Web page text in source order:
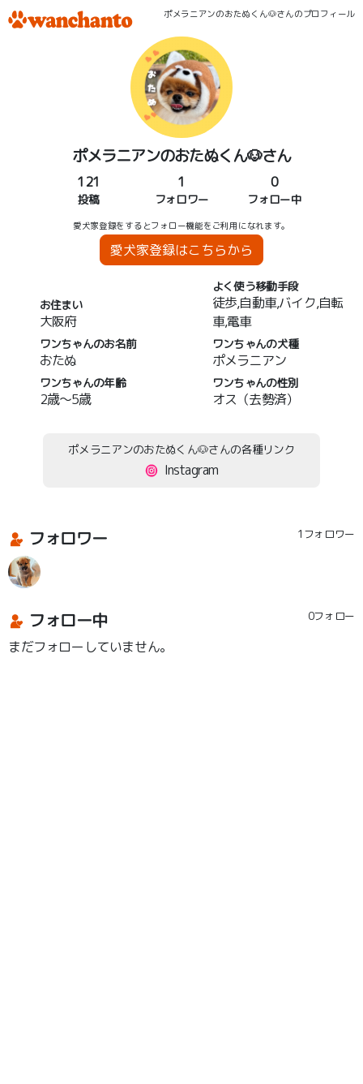
ポメラニアンのおたぬくん🐶さんのプロフィール
ポメラニアンのおたぬくん🐶さん
121
投稿
1
フォロワー
0
フォロー中
愛犬家登録をするとフォロー機能をご利用になれます。
愛犬家登録はこちらから
お住まい
大阪府
よく使う移動手段
徒歩,自動車,バイク,自転
車,電車
ワンちゃんのお名前
おたぬ
ワンちゃんの犬種
ポメラニアン
ワンちゃんの年齢
2歳～5歳
ワンちゃんの性別
オス（去勢済）
ポメラニアンのおたぬくん🐶さんの各種リンク
Instagram
フォロワー 1フォロワー
フォロー中 0フォロー
まだフォローしていません。